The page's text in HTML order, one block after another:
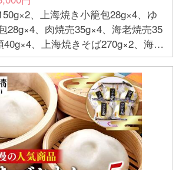
、上海焼き小籠包28g×4、ゆ
28g×4、肉焼売35g×4、海老焼売35
、上海焼きそば270g×2、海鮮
3か月 【ア
小麦、卵、乳、いか、牛肉、ご
豚肉、ゼラチン ※アレルギー品目を
造している ※ 表示内容に関
指定に基づき掲載しており、一切
ものではございません。 ※ご不明の
ら事業者まで直接お問い合わせ下